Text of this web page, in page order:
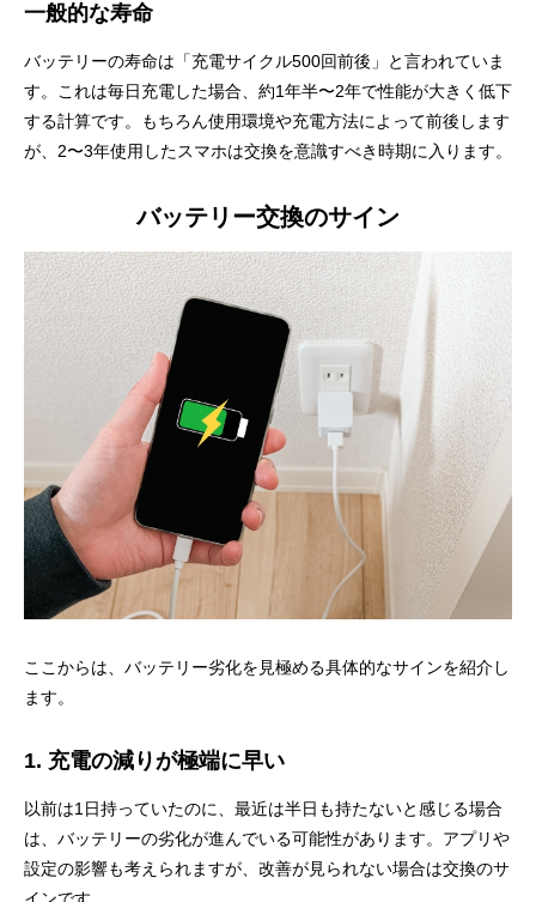
一般的な寿命
バッテリーの寿命は「充電サイクル500回前後」と言われていま
す。これは毎日充電した場合、約1年半〜2年で性能が大きく低下
する計算です。もちろん使用環境や充電方法によって前後します
が、2〜3年使用したスマホは交換を意識すべき時期に入ります。
バッテリー交換のサイン
ここからは、バッテリー劣化を見極める具体的なサインを紹介し
ます。
1. 充電の減りが極端に早い
以前は1日持っていたのに、最近は半日も持たないと感じる場合
は、バッテリーの劣化が進んでいる可能性があります。アプリや
設定の影響も考えられますが、改善が見られない場合は交換のサ